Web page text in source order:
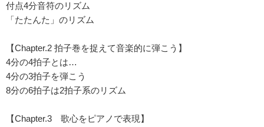
付点4分音符のリズム
「たたんた」のリズム
【Chapter.2 拍子巻を捉えて音楽的に弾こう】
4分の4拍子とは…
4分の3拍子を弾こう
8分の6拍子は2拍子系のリズム
【Chapter.3 歌心をピアノで表現】